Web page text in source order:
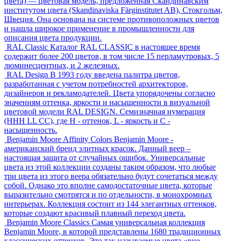
институтом цвета (Skandinaviska Färginstitutet AB), Стокгольм,
Швеция. Она основана на системе противоположных цветов
и нашла широкое применение в промышленности для
описания цвета продукции.
RAL Classic Каталог RAL CLASSIC в настоящее время
содержит более 200 цветов, в том числе 15 перламутровых, 5
люминесцентных, и 2 железных.
RAL Design В 1993 году введена палитра цветов,
разработанная с учетом потребностей архитекторов,
дизайнеров и рекламодателей. Цвета упорядочены согласно
значениям оттенка, яркости и насыщенности в визуальной
цветовой модели RAL DESIGN. Семизначная нумерация
(HHH LL CC), где H - оттенок, L - яркость и С -
насыщенность.
Benjamin Moore Affinity Colors Benjamin Moore -
американский бренд элитных красок. Данный веер –
настоящая защита от случайных ошибок. Универсальные
цвета из этой коллекции созданы таким образом, что любые
три цвета из этого веера обязательно будут сочетаться между
собой. Однако это вполне самодостаточные цвета, которые
выразительно смотрятся и по отдельности, в монохромных
интерьерах. Коллекция состоит из 144 элегантных оттенков,
которые создают красивый плавный переход цвета.
Benjamin Moore Classics Самая универсальная коллекция
Benjamin Moore, в которой представлены 1680 традиционных